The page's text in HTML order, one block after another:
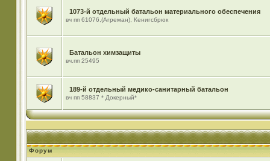
1073-й отдельный батальон материального обеспечения
вч пп 61076,(Агреман), Кенигсбрюк
Батальон химзащиты
вч.пп 25495
189-й отдельный медико-санитарный батальон
вч пп 58837 * Докерный*
Форум